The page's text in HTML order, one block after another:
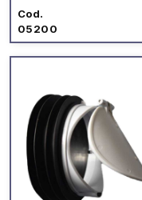
Cod.
05200